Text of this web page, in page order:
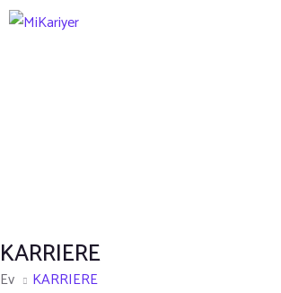
KARRIERE
Ev KARRIERE